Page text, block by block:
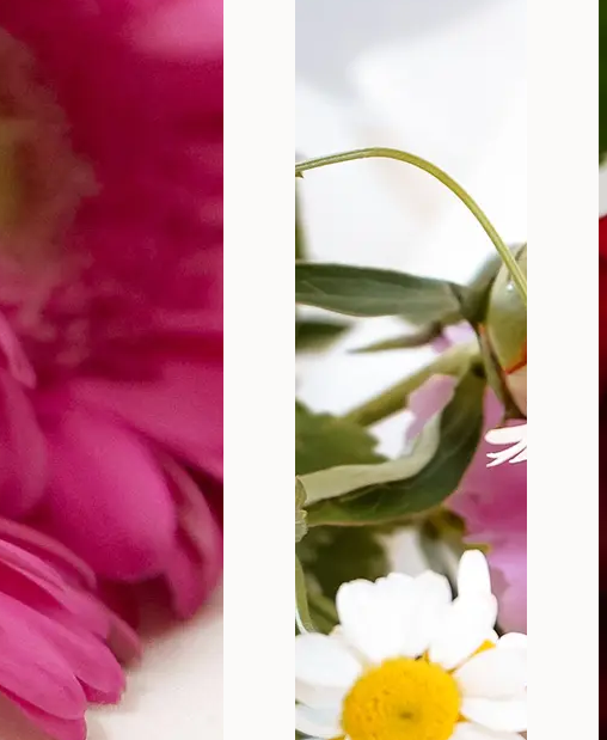
od najvažnijih fizioloških procesa u ženskom telu koji se
između 25 i 36 dana, praćen je menstrualnim
nakon menstruacije nije samo pitanje higijene, već utiče
oporavka.
kako na najbrži i najzdraviji način da ubrzate oporavak
nakon menstruacije